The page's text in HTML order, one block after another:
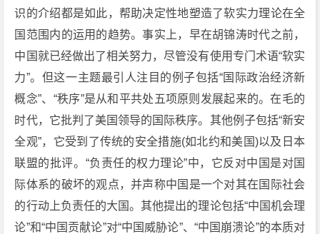
识的介绍都是如此，帮助决定性地塑造了软实力理论在全
国范围内的运用的趋势。事实上，早在胡锦涛时代之前，
中国就已经做出了相关努力，尽管没有使用专门术语“软实
力”。但这一主题最引人注目的例子包括“国际政治经济新
概念”、“秩序”是从和平共处五项原则发展起来的。在毛的
时代，它批判了美国领导的国际秩序。其他例子包括“新安
全观”，它受到了传统的安全措施(如北约和美国)以及日本
联盟的批评。“负责任的权力理论”中，它反对中国是对国
际体系的破坏的观点，并声称中国是一个对其在国际社会
的行动上负责任的大国。其他提出的理论包括“中国机会理
论”和“中国贡献论”对“中国威胁论”、“中国崩溃论”的本质对